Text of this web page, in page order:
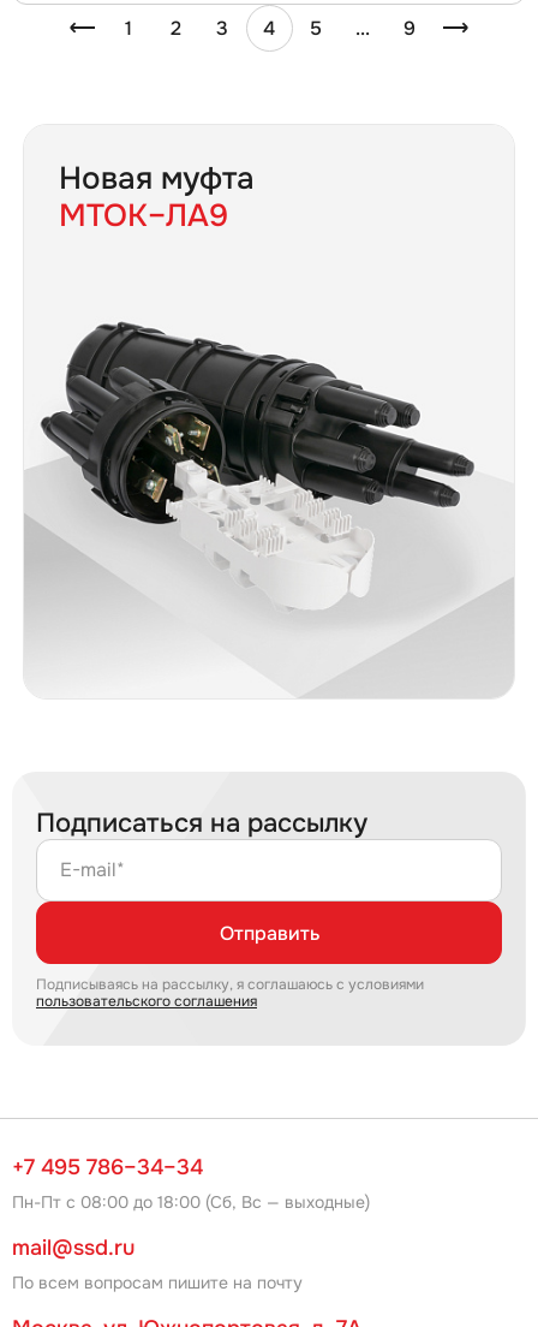
1 2 3 4 5 ... 9
Новая муфта
МТОК–ЛА9
Подписаться на рассылку
E-mail*
Отправить
Подписываясь на рассылку, я соглашаюсь с условиями
пользовательского соглашения
+7 495 786–34–34
Пн-Пт с 08:00 до 18:00 (Сб, Вс — выходные)
mail@ssd.ru
По всем вопросам пишите на почту